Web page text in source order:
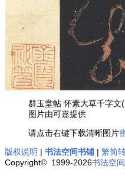
群玉堂帖 怀素大草千字文
图片由可嘉提供
请点击右键下载清晰图片
版权说明 | 书法空间书铺 | 繁简
Copyright© 1999-2026书法空间